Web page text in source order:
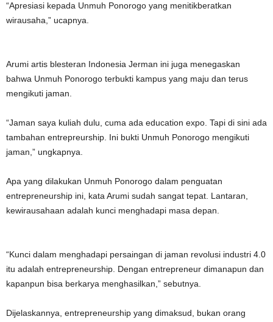
“Apresiasi kepada Unmuh Ponorogo yang menitikberatkan
wirausaha,” ucapnya.
Arumi artis blesteran Indonesia Jerman ini juga menegaskan
bahwa Unmuh Ponorogo terbukti kampus yang maju dan terus
mengikuti jaman.
“Jaman saya kuliah dulu, cuma ada education expo. Tapi di sini ada
tambahan entrepreurship. Ini bukti Unmuh Ponorogo mengikuti
jaman,” ungkapnya.
Apa yang dilakukan Unmuh Ponorogo dalam penguatan
entrepreneurship ini, kata Arumi sudah sangat tepat. Lantaran,
kewirausahaan adalah kunci menghadapi masa depan.
“Kunci dalam menghadapi persaingan di jaman revolusi industri 4.0
itu adalah entrepreneurship. Dengan entrepreneur dimanapun dan
kapanpun bisa berkarya menghasilkan,” sebutnya.
Dijelaskannya, entrepreneurship yang dimaksud, bukan orang